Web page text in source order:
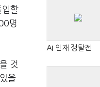
입할
명
것
을
AI 인재 쟁탈전